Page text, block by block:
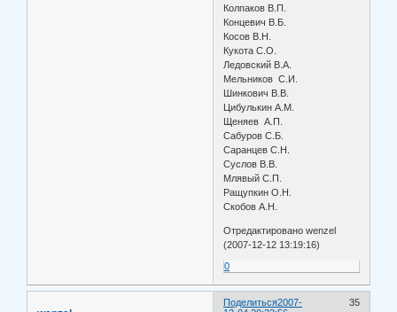
Колпаков В.П.
Концевич В.Б.
Косов В.Н.
Кукота С.О.
Ледовский В.А.
Мельников С.И.
Шинкович В.В.
Цибулькин А.М.
Щеняев А.П.
Сабуров С.Б.
Саранцев С.Н.
Суслов В.В.
Млявый С.П.
Ращупкин О.Н.
Скобов А.Н.
Отредактировано wenzel
(2007-12-12 13:19:16)
0
Поделиться 35
2007-